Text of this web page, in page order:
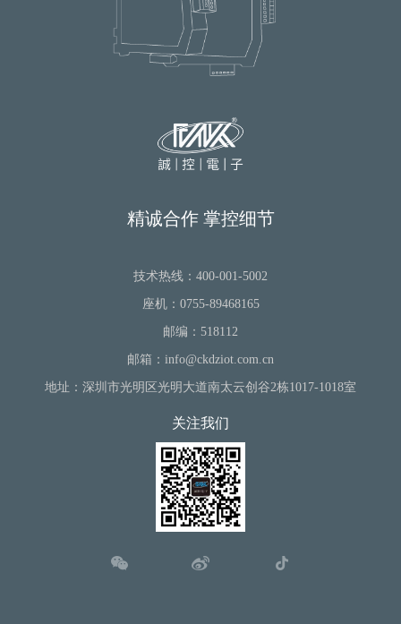
精诚合作 掌控细节
技术热线：400-001-5002
座机：0755-89468165
邮编：518112
邮箱：info@ckdziot.com.cn
地址：深圳市光明区光明大道南太云创谷2栋1017-1018室
关注我们